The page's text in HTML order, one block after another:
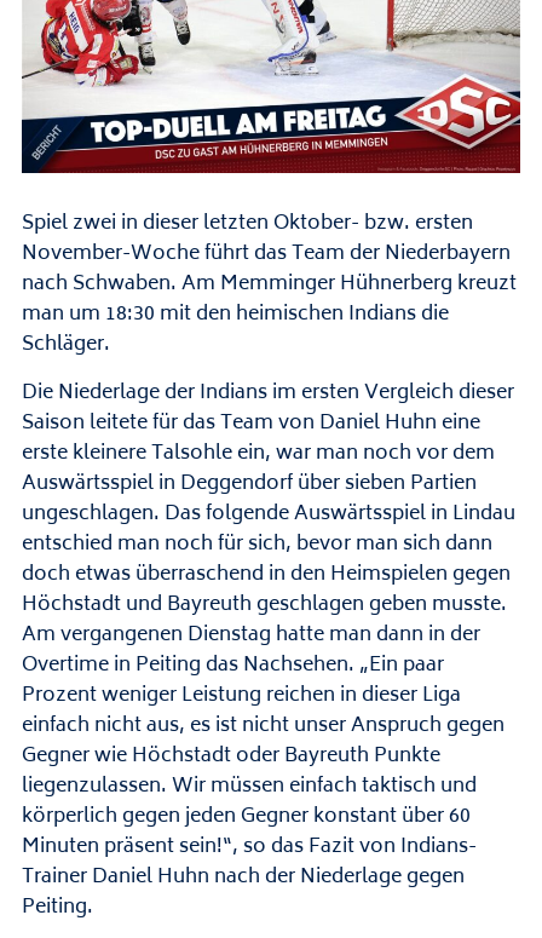
Spiel zwei in dieser letzten Oktober- bzw. ersten
November-Woche führt das Team der Niederbayern
nach Schwaben. Am Memminger Hühnerberg kreuzt
man um 18:30 mit den heimischen Indians die
Schläger.
Die Niederlage der Indians im ersten Vergleich dieser
Saison leitete für das Team von Daniel Huhn eine
erste kleinere Talsohle ein, war man noch vor dem
Auswärtsspiel in Deggendorf über sieben Partien
ungeschlagen. Das folgende Auswärtsspiel in Lindau
entschied man noch für sich, bevor man sich dann
doch etwas überraschend in den Heimspielen gegen
Höchstadt und Bayreuth geschlagen geben musste.
Am vergangenen Dienstag hatte man dann in der
Overtime in Peiting das Nachsehen. „Ein paar
Prozent weniger Leistung reichen in dieser Liga
einfach nicht aus, es ist nicht unser Anspruch gegen
Gegner wie Höchstadt oder Bayreuth Punkte
liegenzulassen. Wir müssen einfach taktisch und
körperlich gegen jeden Gegner konstant über 60
Minuten präsent sein!“, so das Fazit von Indians-
Trainer Daniel Huhn nach der Niederlage gegen
Peiting.